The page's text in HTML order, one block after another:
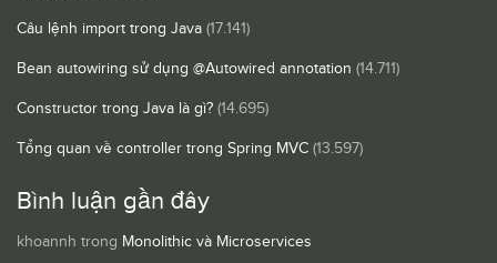
Câu lệnh import trong Java (17.141)
Bean autowiring sử dụng @Autowired annotation (14.711)
Constructor trong Java là gì? (14.695)
Tổng quan về controller trong Spring MVC (13.597)
Bình luận gần đây
khoannh trong Monolithic và Microservices